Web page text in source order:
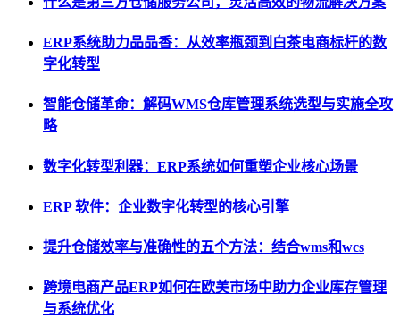
ERP系统助力品品香：从效率瓶颈到白茶电商标杆的数
字化转型
智能仓储革命：解码WMS仓库管理系统选型与实施全攻
略
数字化转型利器：ERP系统如何重塑企业核心场景
ERP 软件：企业数字化转型的核心引擎
提升仓储效率与准确性的五个方法：结合wms和wcs
跨境电商产品ERP如何在欧美市场中助力企业库存管理
与系统优化